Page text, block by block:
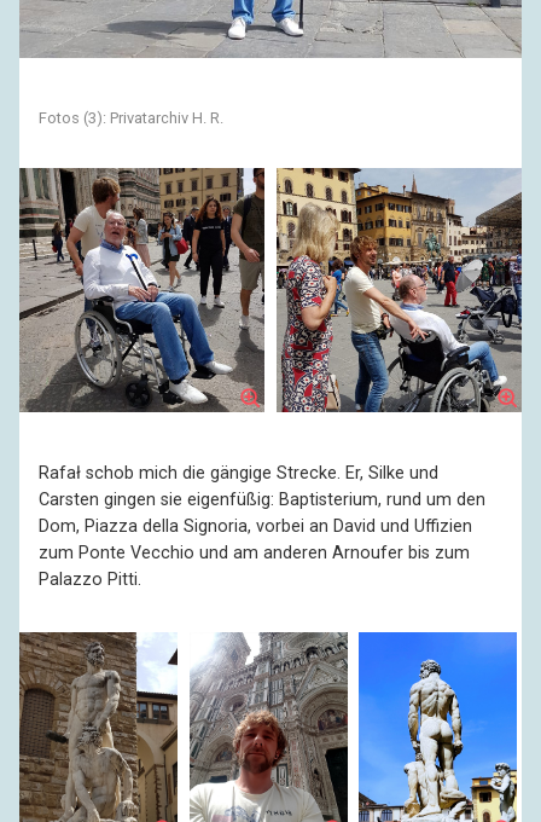
Fotos (3): Privatarchiv H. R.
Rafał schob mich die gängige Strecke. Er, Silke und
Carsten gingen sie eigenfüßig: Baptisterium, rund um den
Dom, Piazza della Signoria, vorbei an David und Uffizien
zum Ponte Vecchio und am anderen Arnoufer bis zum
Palazzo Pitti.